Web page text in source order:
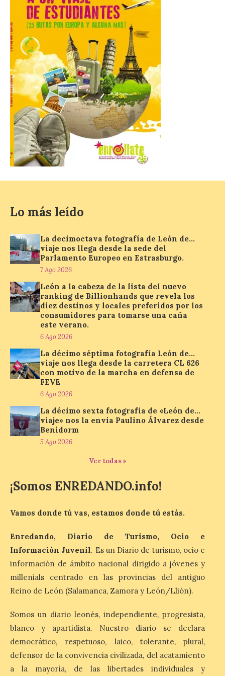
años en 2026 pueden
solicitar esta ayuda en la
web
https://bonoculturajoven.gob.es/ hasta el
31 de octubre. Desde este año, los 400
euros del Bono pueden utilizarse tanto
para consumir productos culturales como
[…]
El Gobierno de España
lanza un visor web para
localizar y disfrutar del
eclipse solar del 12 de
agosto con seguridad
7 Ago 2026
posición exacta del Sol y
así localizar el lugar ideal
solar del 12 de agosto de 2026 sin
obstáculos. El visor es una herramienta a
la […]
Paradores renueva su
compromiso con La Vuelta
como patrocinador oficial
7 Ago 2026
La cadena hotelera pública
volverá a estar presente
en la zona de descanso
y, como novedad, en el
para los ciclistas. El recorrido de La
Vuelta discurrirá junto a 17 […]
Última llamada: Eclipse
Dónde alojarse y a qué
precio
León es la provincia más
económica (116€/noche),
pero también una de las
más agotadas: solo un 4%
de alojamientos libres.
Zamora, Palencia y Álava son las
provincias con menos margen: apenas un
1% de los alojamientos siguen libres para
El eclipse genera un boom
de reservas hoteleras y
precios desorbitados,
Lo más leído
La decimoctava fotografía de León de…
viaje nos llega desde la sede del
Parlamento Europeo en Estrasburgo.
7 Ago 2026
León a la cabeza de la lista del nuevo
ranking de Billionhands que revela los
diez destinos y locales preferidos por los
consumidores para tomarse una caña
este verano.
6 Ago 2026
La décimo séptima fotografía León de…
viaje nos llega desde la carretera CL 626
con motivo de la marcha en defensa de
FEVE
6 Ago 2026
La décimo sexta fotografía de «León de…
viaje» nos la envía Paulino Álvarez desde
Benidorm
5 Ago 2026
Ver todas »
¡Somos ENREDANDO.info!
Vamos donde tú vas, estamos donde tú estás.
Enredando, Diario de Turismo, Ocio e
Información Juvenil. Es un Diario de turismo, ocio e
información de ámbito nacional dirigido a jóvenes y
millenials centrado en las provincias del antiguo
Reino de León (Salamanca, Zamora y León/Llión).
Somos un diario leonés, independiente, progresista,
blanco y apartidista. Nuestro diario se declara
democrático, respetuoso, laico, tolerante, plural,
defensor de la convivencia civilizada, del acatamiento
a la mayoría, de las libertades individuales y